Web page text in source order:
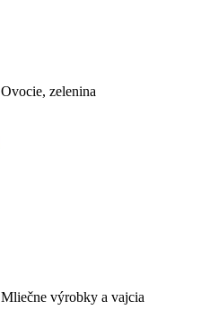
Ovocie, zelenina
Mliečne výrobky a vajcia